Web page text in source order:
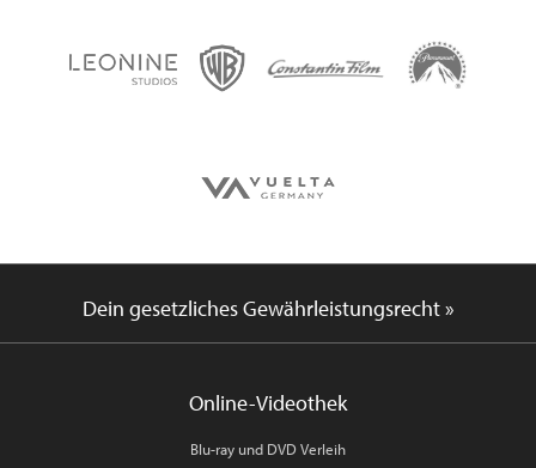
Dein gesetzliches Gewährleistungsrecht »
Online-Videothek
Blu-ray und DVD Verleih